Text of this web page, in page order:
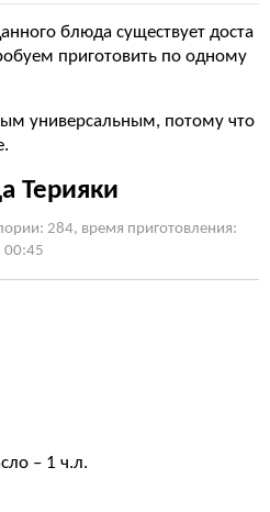
блюда существует доста
приготовить по одному
универсальным, потому что
Терияки
284, время приготовления:
00:45
– 1 ч.л.